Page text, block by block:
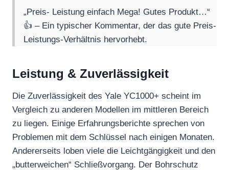
„Preis- Leistung einfach Mega! Gutes Produkt…“
👍 – Ein typischer Kommentar, der das gute Preis-
Leistungs-Verhältnis hervorhebt.
Leistung & Zuverlässigkeit
Die Zuverlässigkeit des Yale YC1000+ scheint im
Vergleich zu anderen Modellen im mittleren Bereich
zu liegen. Einige Erfahrungsberichte sprechen von
Problemen mit dem Schlüssel nach einigen Monaten.
Andererseits loben viele die Leichtgängigkeit und den
„butterweichen“ Schließvorgang. Der Bohrschutz